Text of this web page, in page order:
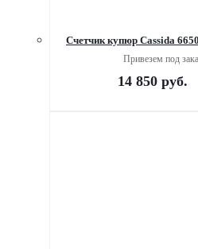
Счетчик купюр Cassida
Привезем под
14 850руб.